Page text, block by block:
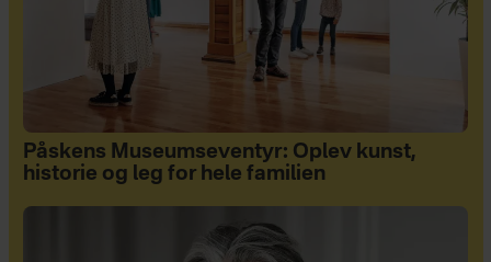
Påskens Museumseventyr: Oplev kunst,
historie og leg for hele familien